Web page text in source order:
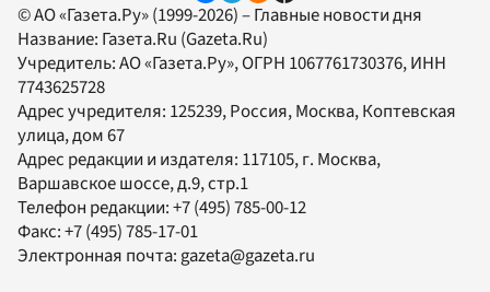
© АО «Газета.Ру» (1999-2026) – Главные новости дня
Название: Газета.Ru (Gazeta.Ru)
Учредитель:АО «Газета.Ру», ОГРН 1067761730376, ИНН
7743625728
Адрес учредителя: 125239, Россия, Москва, Коптевская
улица, дом 67
Адрес редакции и издателя: 117105, г. Москва,
Варшавское шоссе, д.9, стр.1
Телефон редакции:+7 (495) 785-00-12
Факс:+7 (495) 785-17-01
Электронная почта: gazeta@gazeta.ru